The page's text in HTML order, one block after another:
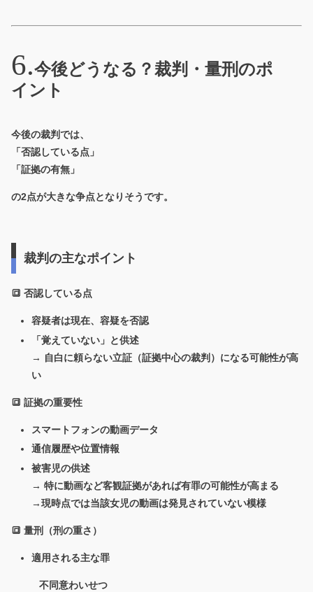
今後どうなる？裁判・量刑のポ
イント
今後の裁判では、
「否認している点」
「証拠の有無」
の2点が大きな争点となりそうです。
裁判の主なポイント
🔳 否認している点
容疑者は現在、容疑を否認
「覚えていない」と供述
→ 自白に頼らない立証（証拠中心の裁判）になる可能性が高
い
🔳 証拠の重要性
スマートフォンの動画データ
通信履歴や位置情報
被害児の供述
→ 特に動画など客観証拠があれば有罪の可能性が高まる
→現時点では当該女児の動画は発見されていない模様
🔳 量刑（刑の重さ）
適用される主な罪
不同意わいせつ